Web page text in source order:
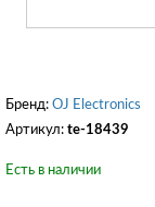
Бренд: OJ Electronics
Артикул: te-18439
Есть в наличии